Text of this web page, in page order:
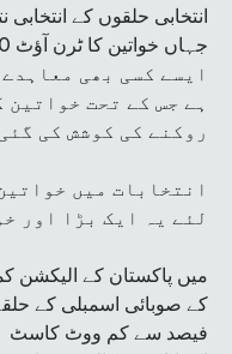
انتخابی حلقوں کے
ایسے کسی بھی
ہے جس کے تحت
روکنے کی کوشش کی
انتخابات میں
لئے یہ ایک بڑا اور
فیصد سے کم ووٹ کاسٹ